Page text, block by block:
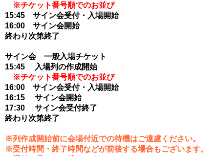
※チケット番号順でのお並び
15:45
サイン会受付・入場開始
16:00
サイン会開始
終わり次第終了
サイン会　一般入場チケット
15:45 入場列の作成開始
※チケット番号順でのお並び
16:00
サイン会受付・入場開始
16:15 サイン会開始
17:30 サイン会受付終了
終わり次第終了
※列作成開始前に会場付近での待機はご遠慮ください。
※受付時間・終了時間などが前後する場合もございます。